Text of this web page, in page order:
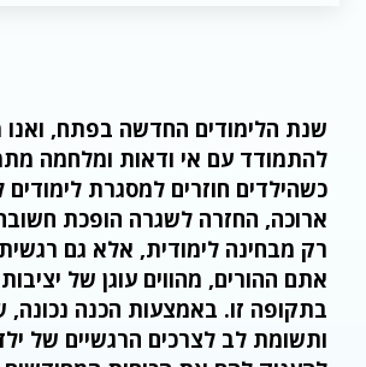
שנת הלימודים החדשה בפתח, ואנו
להתמודד עם אי ודאות ומלחמה
כשהילדים חוזרים למסגרת
ארוכה, החזרה לשגרה הופכת
רק מבחינה לימודית, אלא גם
אתם ההורים, מהווים עוגן של יציבות
בתקופה זו. באמצעות הכנה נכונה,
ותשומת לב לצרכים הרגשיים של